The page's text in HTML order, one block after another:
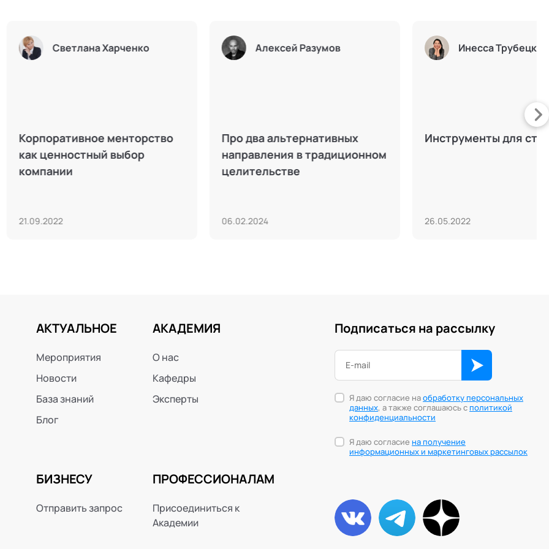
технологий
Техники конфликтологии для
HR: уроки урегулирования
конфликтов в рабочей среде
31.01.2024
Алексей Ситников
Институт "фабрик мысли" в
проектно-ориентированном
управлении социально-
16.08.2022
технологий
VI конференция
22.12.2025
АКТУАЛЬНОЕ
Мероприятия
Новости
База знаний
Блог
АКАДЕМИЯ
О нас
Кафедры
Эксперты
БИЗНЕСУ
Отправить запрос
ПРОФЕССИОНАЛАМ
Присоединиться к
Академии
Подписаться на рассылку
Я даю согласие наобработку персональных
данных, а также соглашаюсь сполитикой
конфиденциальности
Я даю согласие на получение
информационных и маркетинговых рассылок